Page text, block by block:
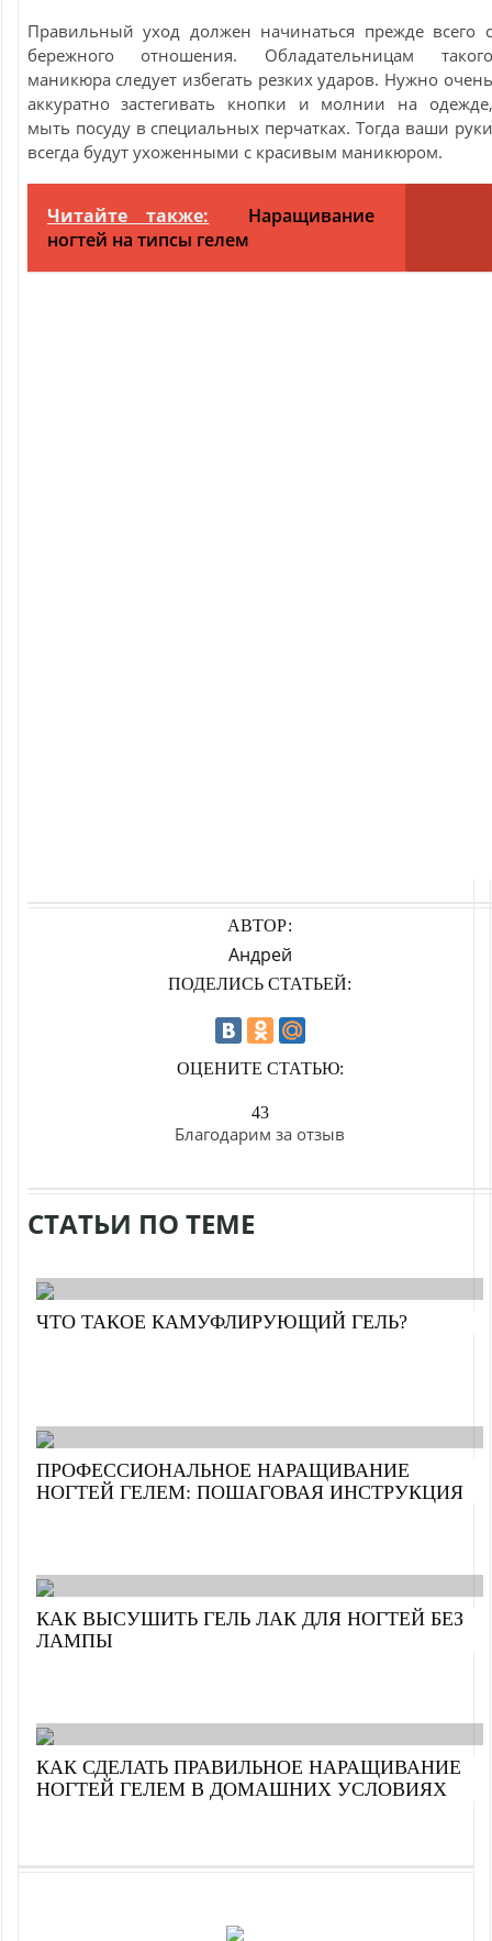
Правильный уход должен начинаться прежде всего с
бережного отношения. Обладательницам такого
маникюра следует избегать резких ударов. Нужно очень
аккуратно застегивать кнопки и молнии на одежде,
мыть посуду в специальных перчатках. Тогда ваши руки
всегда будут ухоженными с красивым маникюром.
Читайте также:
Наращивание
ногтей на типсы гелем
АВТОР:
Андрей
ПОДЕЛИСЬ СТАТЬЕЙ:
ОЦЕНИТЕ СТАТЬЮ:
43
Благодарим за отзыв
СТАТЬИ ПО ТЕМЕ
ЧТО ТАКОЕ КАМУФЛИРУЮЩИЙ ГЕЛЬ?
ПРОФЕССИОНАЛЬНОЕ НАРАЩИВАНИЕ
НОГТЕЙ ГЕЛЕМ: ПОШАГОВАЯ ИНСТРУКЦИЯ
КАК ВЫСУШИТЬ ГЕЛЬ ЛАК ДЛЯ НОГТЕЙ БЕЗ
ЛАМПЫ
КАК СДЕЛАТЬ ПРАВИЛЬНОЕ НАРАЩИВАНИЕ
НОГТЕЙ ГЕЛЕМ В ДОМАШНИХ УСЛОВИЯХ